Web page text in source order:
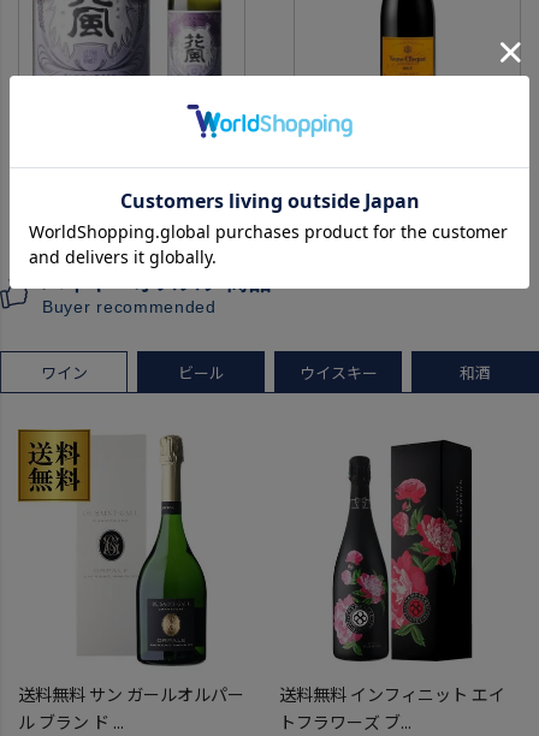
【送料無料 クール代込み】数
稲とアガベ 交酒 花風 -心拍-
KYOTO EDITION 720ml 3本
こうしゅ はなかぜ craft sake
クラフトサケ 秋田県 男鹿市
[クール配送]
9,073円（税込9,980円）
ヴーヴ クリコ
750ml 正規品
ヴーヴクリコ ヴーヴ・クリコ
ブーブクリコ
お一人様12本まで
6,170円（税込6,787円）
バイヤーオススメ商品
Buyer recommended
ワイン ビール ウイスキー 和酒
送料無料 サン ガールオルパー
ル ブラン ド ...
送料無料 インフィニット エイ
トフラワーズ ブ...